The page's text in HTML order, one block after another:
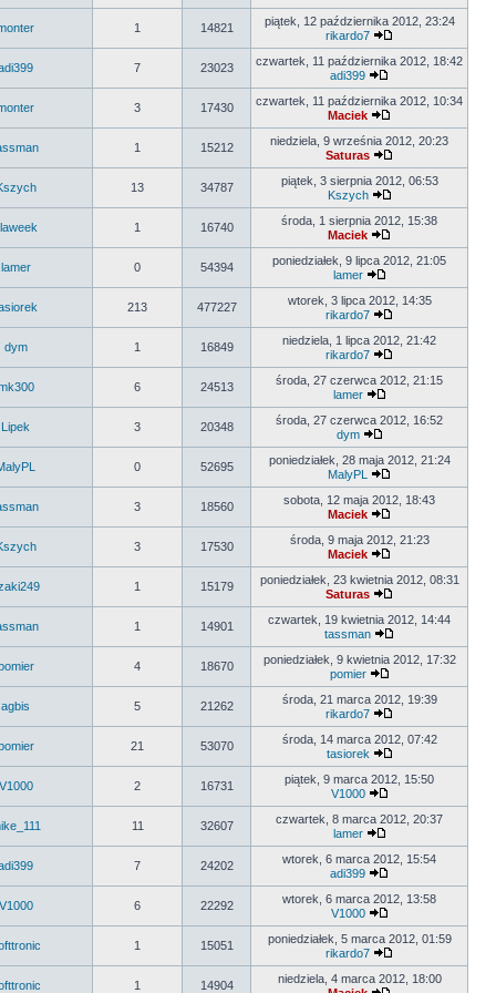
1 14821
piątek, 12 października 2012, 23:24
rikardo7
7 23023
czwartek, 11 października 2012, 18:42
adi399
3 17430
czwartek, 11 października 2012, 10:34
Maciek
1 15212
niedziela, 9 września 2012, 20:23
Saturas
13 34787
piątek, 3 sierpnia 2012, 06:53
Kszych
1 16740
środa, 1 sierpnia 2012, 15:38
Maciek
lamer 0 54394
poniedziałek, 9 lipca 2012, 21:05
lamer
213 477227
wtorek, 3 lipca 2012, 14:35
rikardo7
dym 1 16849
niedziela, 1 lipca 2012, 21:42
rikardo7
6 24513
środa, 27 czerwca 2012, 21:15
lamer
Lipek 3 20348
środa, 27 czerwca 2012, 16:52
dym
0 52695
poniedziałek, 28 maja 2012, 21:24
MalyPL
3 18560
sobota, 12 maja 2012, 18:43
Maciek
3 17530
środa, 9 maja 2012, 21:23
Maciek
1 15179
poniedziałek, 23 kwietnia 2012, 08:31
Saturas
1 14901
czwartek, 19 kwietnia 2012, 14:44
tassman
4 18670
poniedziałek, 9 kwietnia 2012, 17:32
pomier
agbis 5 21262
środa, 21 marca 2012, 19:39
rikardo7
21 53070
środa, 14 marca 2012, 07:42
tasiorek
V1000 2 16731
piątek, 9 marca 2012, 15:50
V1000
11 32607
czwartek, 8 marca 2012, 20:37
lamer
7 24202
wtorek, 6 marca 2012, 15:54
adi399
V1000 6 22292
wtorek, 6 marca 2012, 13:58
V1000
1 15051
poniedziałek, 5 marca 2012, 01:59
rikardo7
1 14904
niedziela, 4 marca 2012, 18:00